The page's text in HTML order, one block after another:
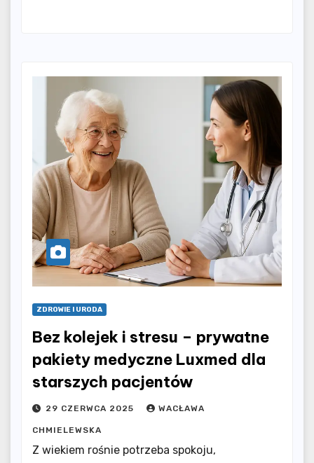
ZDROWIE I URODA
Bez kolejek i stresu – prywatne
pakiety medyczne Luxmed dla
starszych pacjentów
29 CZERWCA 2025 WACŁAWA
CHMIELEWSKA
Z wiekiem rośnie potrzeba spokoju,